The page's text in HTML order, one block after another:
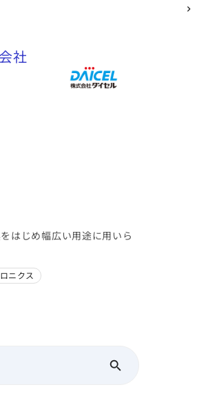
社
はじめ幅広い用途に用いら
ニクス